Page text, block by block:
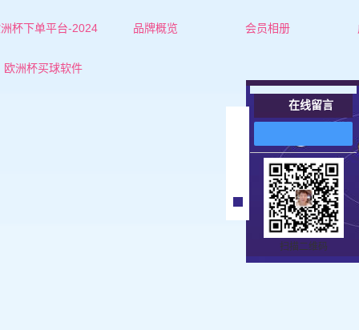
杯下单平台-2024
欧洲杯买球软件
品牌概览 会员相册
红娘-张老师
女士
男士
在线留言
扫描二维码